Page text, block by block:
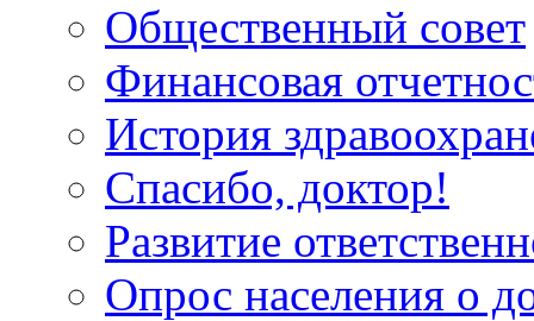
Общественный совет
Финансовая
История
Спасибо, доктор!
Развитие
Опрос населения о